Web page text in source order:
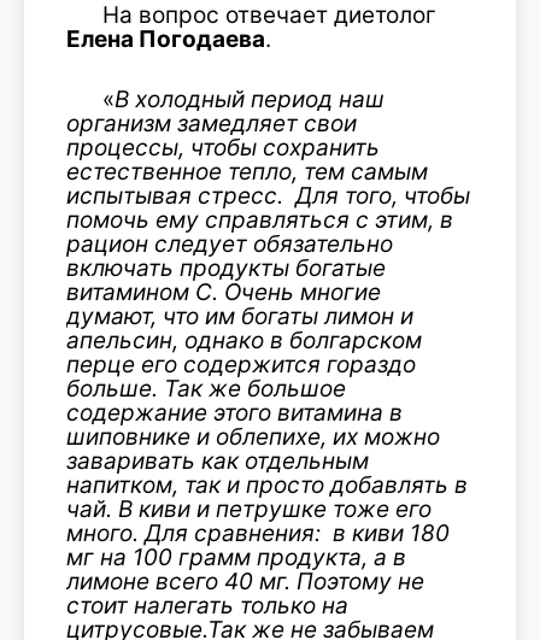
На вопрос отвечает диетолог
Елена Погодаева.
«В холодный период наш
организм замедляет свои
процессы, чтобы сохранить
естественное тепло, тем самым
испытывая стресс. Для того, чтобы
помочь ему справляться с этим, в
рацион следует обязательно
включать продукты богатые
витамином С. Очень многие
думают, что им богаты лимон и
апельсин, однако в болгарском
перце его содержится гораздо
больше. Так же большое
содержание этого витамина в
шиповнике и облепихе, их можно
заваривать как отдельным
напитком, так и просто добавлять в
чай. В киви и петрушке тоже его
много. Для сравнения: в киви 180
мг на 100 грамм продукта, а в
лимоне всего 40 мг. Поэтому не
стоит налегать только на
цитрусовые.Так же не забываем